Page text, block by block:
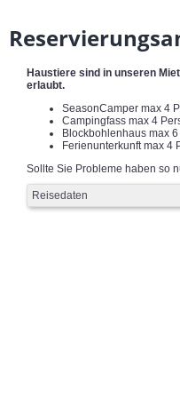
Haustiere sind in unseren
erlaubt.
SeasonCamper max 4
Campingfass max 4
Blockbohlenhaus max
Ferienunterkunft max 4
Sollte Sie Probleme haben so
Reisedaten